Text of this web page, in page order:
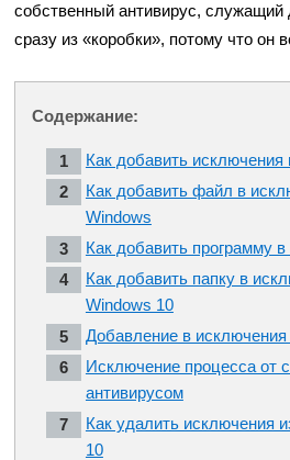
собственный антивирус,
сразу из «коробки», потому что он
Содержание:
Как добавить
Как добавить файл в
Windows
Как добавить программу
Как добавить папку в
Windows 10
Добавление в
Исключение процесса от
антивирусом
Как удалить исключения
10